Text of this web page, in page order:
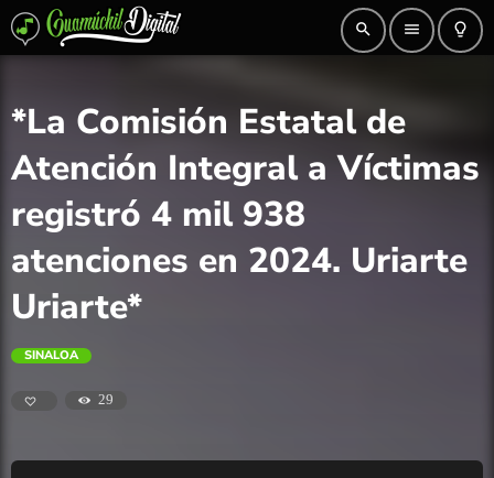
search menu lightbulb_outline
*La Comisión Estatal de
Atención Integral a Víctimas
registró 4 mil 938
atenciones en 2024. Uriarte
Uriarte*
SINALOA
29